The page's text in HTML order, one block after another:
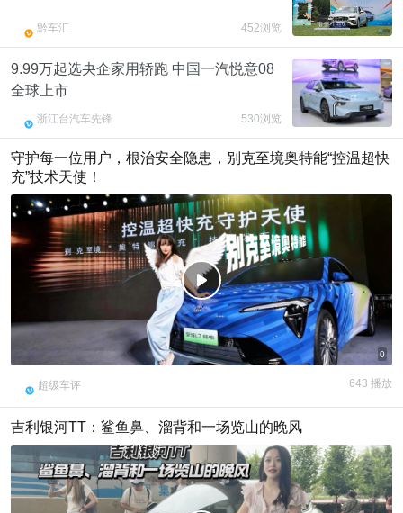
黔车汇 452浏览
9.99万起选央企家用轿跑 中国一汽悦意08
全球上市
浙江台汽车先锋 530浏览
守护每一位用户，根治安全隐患，别克至境奥特能“控温超快
充”技术天使！
0
f
超级车评 643 播放
吉利银河TT：鲨鱼鼻、溜背和一场览山的晚风